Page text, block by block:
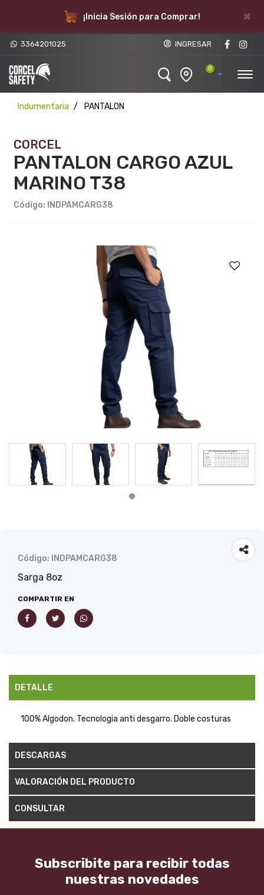
×
¡Inicia Sesión para Comprar!
3364201025 INGRESAR
0
Indumentaria PANTALON
CORCEL
PANTALON CARGO AZUL
MARINO T38
Código: INDPAMCARG38
Código: INDPAMCARG38
Sarga 8oz
COMPARTIR EN
DETALLE
100% Algodon. Tecnologia anti desgarro. Doble costuras
DESCARGAS
VALORACIÓN DEL PRODUCTO
CONSULTAR
Subscribite para recibir todas
nuestras novedades